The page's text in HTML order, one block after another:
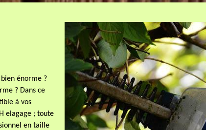
énorme ?
? Dans ce
à vos
elagage ; toute
en taille